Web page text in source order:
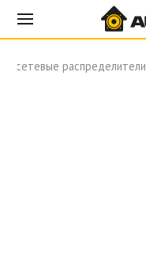
сетевые распределители